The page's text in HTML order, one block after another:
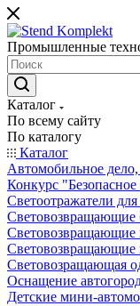
Промышленные
Каталог
По всему сайту
По каталогу
Каталог
Автомобильное
Конкурс "Безопасное
Светоотражатели
Световозвращающие
Световозвращающие
Световозвращающие
Световозращающая
Оснащение
Детские мини-